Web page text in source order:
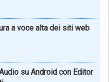
a voce alta dei siti web
su Android con Editor